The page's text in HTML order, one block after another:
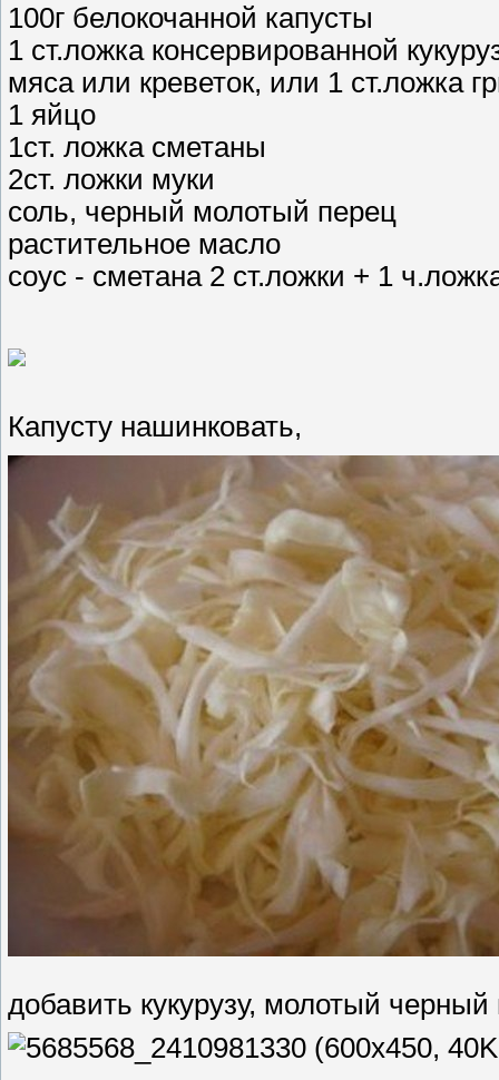
100г белокочанной капусты
1 ст.ложка консервированной
мяса или креветок, или 1 ст.ложка
1 яйцо
1ст. ложка сметаны
2ст. ложки муки
соль, черный молотый перец
растительное масло
соус - сметана 2 ст.ложки + 1
Капусту нашинковать,
добавить кукурузу, молотый